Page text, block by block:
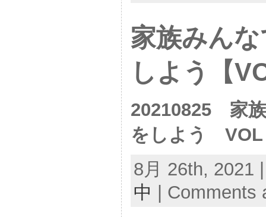
家族みん
しよう【
20210825 家
をしよう VOL
8月 26th, 2021
中
Comments